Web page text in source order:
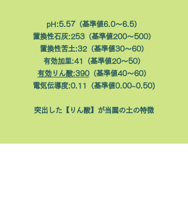
pH:5.57（基準値6.0～6.5）
置換性石灰:253（基準値200～500）
置換性苦土:32（基準値30～60）
有効加里:41（基準値20～50）
有効りん酸:390（基準値40～60）
電気伝導度:0.11（基準値0.00~0.50)
突出した【りん酸】が当園の土の特徴